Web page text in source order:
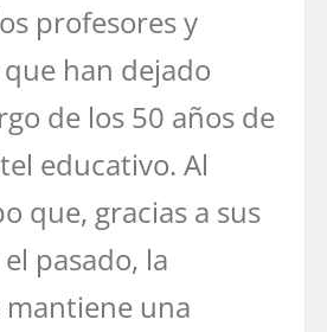
profesores y
han dejado
de los 50 años de
educativo. Al
que, gracias a sus
pasado, la
una